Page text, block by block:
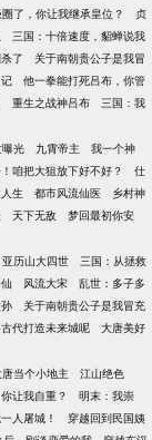
了，你让我继承皇位？
贞
三国：十倍速度，貂蝉说我
了
关于南朝贵公子是我冒
他一拳能打死吕布，你管
重生之战神吕布
三国：我
光 九霄帝主
我一个神
咱把大狙放下好不好？
仕
生 都市风流仙医
乡村神
天下无敌
梦回最初你安
亚历山大四世
三国：从拯救
风流大宋
乱世：多子多
关于南朝贵公子是我冒充
代打造未来城呢
大唐美好
唐当个小地主
江山绝色
让我自重？
明末：我崇
人屠城！
穿越回到民国姨